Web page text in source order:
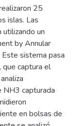
25
islas. Las
utilizando un
by Annular
sistema pasa
que captura el
NH3 capturada
en bolsas de